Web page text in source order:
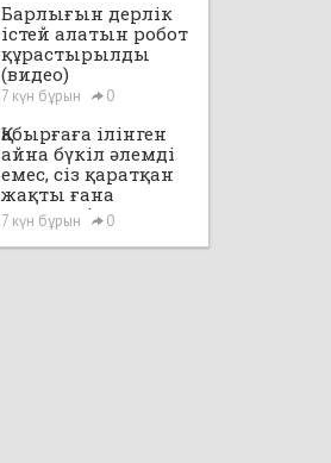
Барлығын дерлік
істей алатын робот
құрастырылды
(видео)
7 күн бұрын 0
Қабырғаға ілінген
айна бүкіл әлемді
емес, сіз қаратқан
жақты ғана
көрсетеді
7 күн бұрын 0